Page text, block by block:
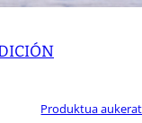
Produktua